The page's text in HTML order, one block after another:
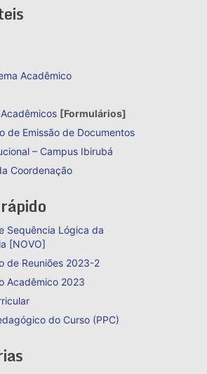
Acadêmico
[Formulários]
de Emissão de Documentos
– Campus Ibirubá
Coordenação
Sequência Lógica da
[NOVO]
de Reuniões 2023-2
Acadêmico 2023
do Curso (PPC)